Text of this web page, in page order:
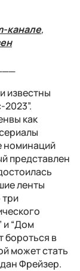
канале,
известны
как
номинаций
представлен
ленты
и “Дом
бороться в
может стать
Фрейзер.